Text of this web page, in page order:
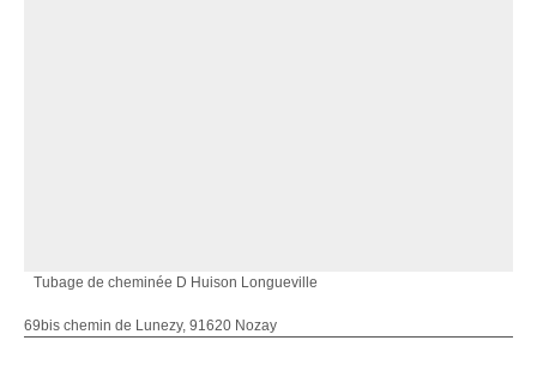
Tubage de cheminée D Huison Longueville
69bis chemin de Lunezy, 91620 Nozay